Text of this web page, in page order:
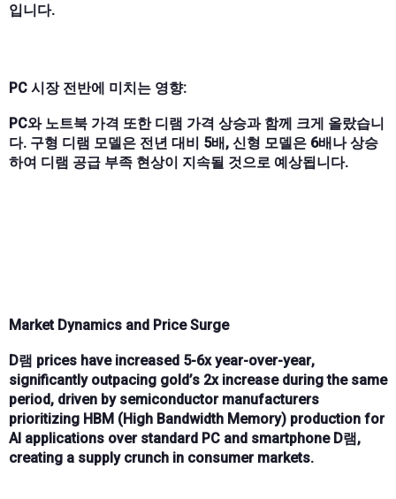
입니다.
PC 시장 전반에 미치는 영향:
PC와 노트북 가격 또한 디램 가격 상승과 함께 크게 올랐습니
다. 구형 디램 모델은 전년 대비 5배, 신형 모델은 6배나 상승
하여 디램 공급 부족 현상이 지속될 것으로 예상됩니다.
Market Dynamics and Price Surge
D램 prices have increased 5-6x year-over-year,
significantly outpacing gold’s 2x increaseduring the same
period, driven by semiconductor manufacturers
prioritizing HBM (High Bandwidth Memory) production for
AI applications over standard PC and smartphone D램,
creating a supply crunch in consumer markets.